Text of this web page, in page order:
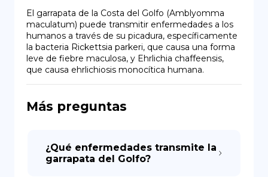
EN
FR
El garrapata de la Costa del Golfo (Amblyomma
maculatum) puede transmitir enfermedades a los
humanos a través de su picadura, específicamente
la bacteria Rickettsia parkeri, que causa una forma
leve de fiebre maculosa, y Ehrlichia chaffeensis,
que causa ehrlichiosis monocítica humana.
Más preguntas
¿Qué enfermedades transmite la
garrapata del Golfo?